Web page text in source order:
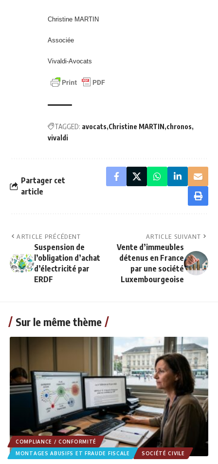
Christine MARTIN
Associée
Vivaldi-Avocats
TAGGED: avocats Christine MARTIN chronos
vivaldi
Partager cet
article
ARTICLE PRÉCÉDENT
Suspension de
l’obligation d’achat
d’électricité par
ERDF
ARTICLE SUIVANT
Vente d’immeubles
détenus en France
par une société
Luxembourgeoise
Sur le même thème
COMPLIANCE / CONFORMITÉ
MONTAGES ABUSIFS ET FRAUDE FISCALE
SOCIÉTÉ CIVILE